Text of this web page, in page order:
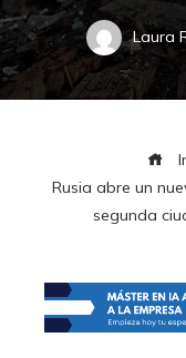
Laura
Rusia abre un
segunda